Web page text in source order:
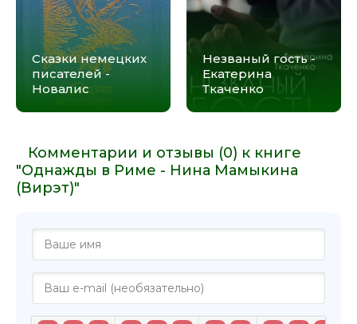
Сказки немецких
писателей -
Новалис
Незваный гость -
Екатерина
Ткаченко
Комментарии и отзывы (0) к книге
"Однажды в Риме - Нина Мамыкина
(Вирэт)"